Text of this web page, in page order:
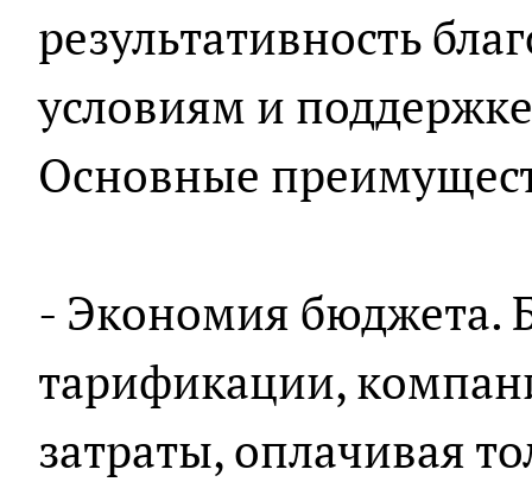
результативность
условиям и
Основные
- Экономия бюджета.
тарификации,
затраты, оплачивая